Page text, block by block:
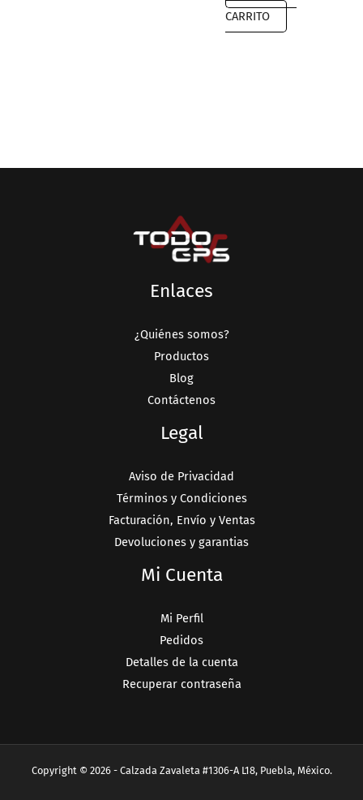
CARRITO
Enlaces
¿Quiénes somos?
Productos
Blog
Contáctenos
Legal
Aviso de Privacidad
Términos y Condiciones
Facturación, Envío y Ventas
Devoluciones y garantias
Mi Cuenta
Mi Perfil
Pedidos
Detalles de la cuenta
Recuperar contraseña
Copyright © 2026 - Calzada Zavaleta #1306-A L18, Puebla, México.